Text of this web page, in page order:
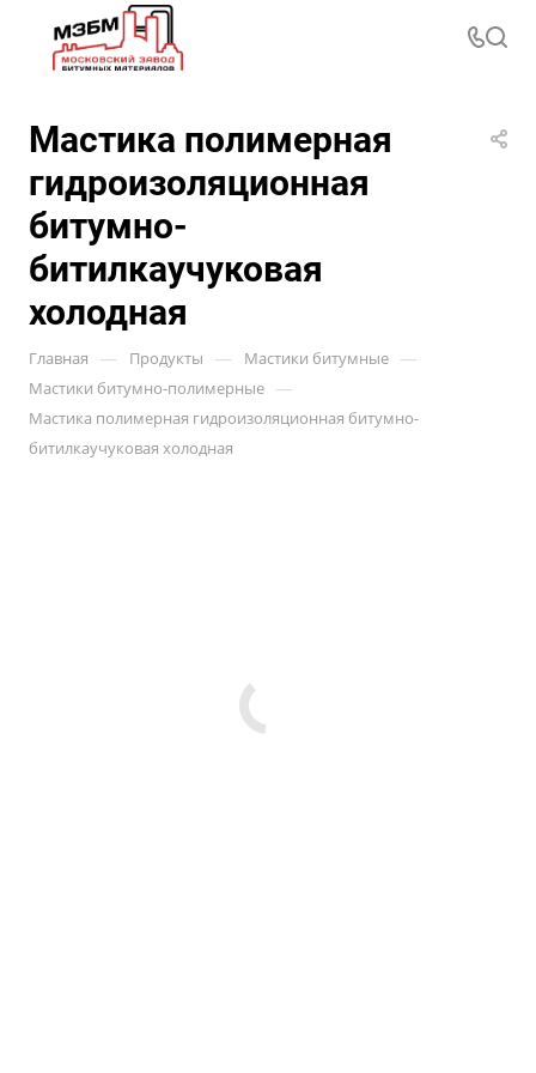
Мастика полимерная
гидроизоляционная
битумно-
битилкаучуковая
холодная
Главная — Продукты — Мастики битумные —
Мастики битумно-полимерные —
Мастика полимерная гидроизоляционная битумно-
битилкаучуковая холодная